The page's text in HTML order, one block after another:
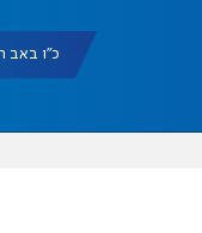
כ"ו באב